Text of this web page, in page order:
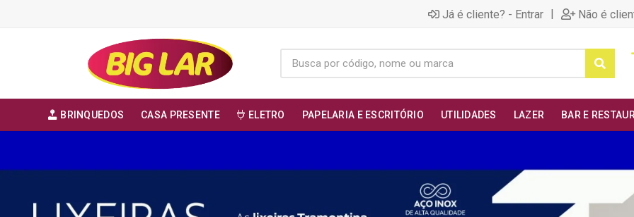
Já é cliente? - Entrar | Não é
BRINQUEDOS CASA PRESENTE ELETRO PAPELARIA E ESCRITÓRIO UTILIDADES LAZER BAR E